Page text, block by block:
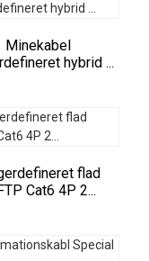
Minekabel
hybrid ...
flad
Cat6 4P 2...